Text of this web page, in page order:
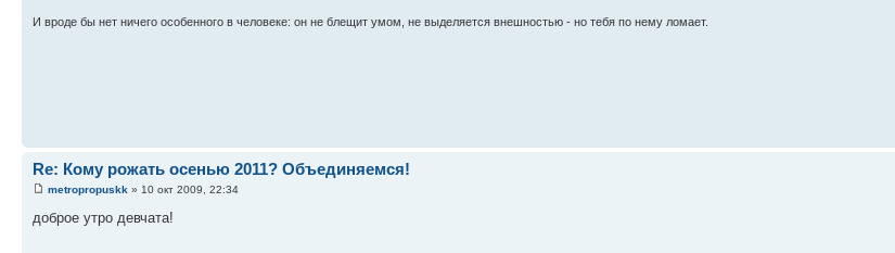
И вроде бы нет ничего особенного в человеке: он не блещит умом, не выделяется внешностью - но тебя по нему ломает.
Re: Кому рожать осенью 2011? Объединяемся!
metropropuskk » 10 окт 2009, 22:34
доброе утро девчата!